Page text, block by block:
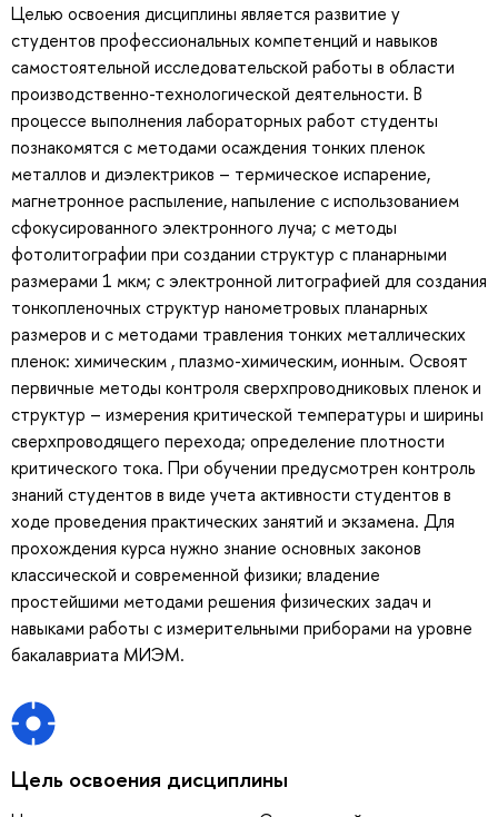
Целью освоения дисциплины является развитие у
студентов профессиональных компетенций и навыков
самостоятельной исследовательской работы в области
производственно-технологической деятельности. В
процессе выполнения лабораторных работ студенты
познакомятся с методами осаждения тонких пленок
металлов и диэлектриков – термическое испарение,
магнетронное распыление, напыление с использованием
сфокусированного электронного луча; с методы
фотолитографии при создании структур с планарными
размерами 1 мкм; с электронной литографией для создания
тонкопленочных структур нанометровых планарных
размеров и с методами травления тонких металлических
пленок: химическим , плазмо-химическим, ионным. Освоят
первичные методы контроля сверхпроводниковых пленок и
структур – измерения критической температуры и ширины
сверхпроводящего перехода; определение плотности
критического тока. При обучении предусмотрен контроль
знаний студентов в виде учета активности студентов в
ходе проведения практических занятий и экзамена. Для
прохождения курса нужно знание основных законов
классической и современной физики; владение
простейшими методами решения физических задач и
навыками работы с измерительными приборами на уровне
бакалавриата МИЭМ.
Цель освоения дисциплины